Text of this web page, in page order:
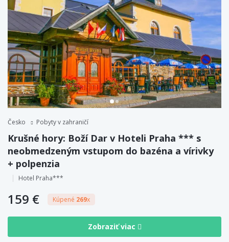
Česko Pobyty v zahraničí
Krušné hory: Boží Dar v Hoteli Praha *** s
neobmedzeným vstupom do bazéna a vírivky
+ polpenzia
Hotel Praha***
159 € Kúpené 269x
Zobraziť viac